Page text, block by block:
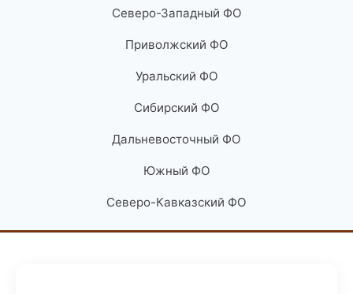
Северо-Западный ФО
Приволжский ФО
Уральский ФО
Сибирский ФО
Дальневосточный ФО
Южный ФО
Северо-Кавказский ФО